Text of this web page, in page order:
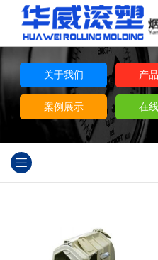
关于我们 产
案例展示 在